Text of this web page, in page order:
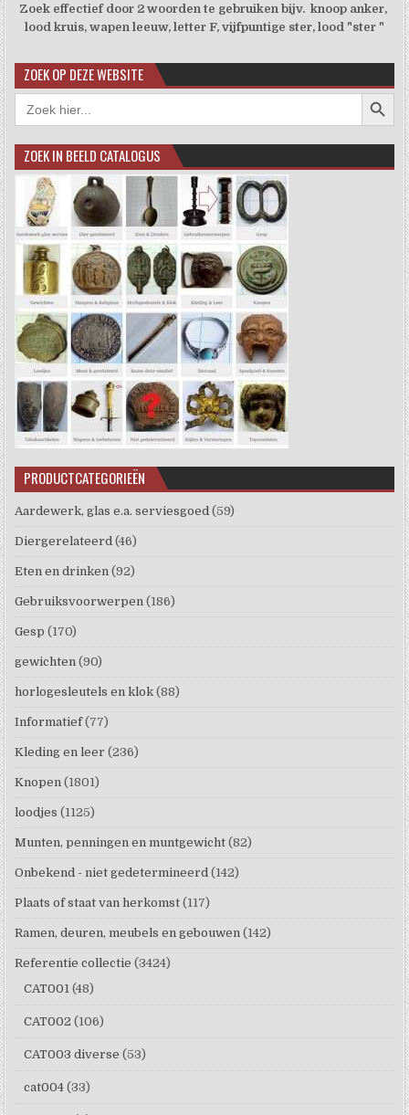
Zoek effectief door 2 woorden te gebruiken bijv. knoop anker,
lood kruis, wapen leeuw, letter F, vijfpuntige ster, lood "ster "
ZOEK OP DEZE WEBSITE
Zoek
naar:
ZOEK IN BEELD CATALOGUS
PRODUCTCATEGORIEËN
Aardewerk, glas e.a. serviesgoed (59)
Diergerelateerd (46)
Eten en drinken (92)
Gebruiksvoorwerpen (186)
Gesp (170)
gewichten (90)
horlogesleutels en klok (88)
Informatief (77)
Kleding en leer (236)
Knopen (1801)
loodjes (1125)
Munten, penningen en muntgewicht (82)
Onbekend - niet gedetermineerd (142)
Plaats of staat van herkomst (117)
Ramen, deuren, meubels en gebouwen (142)
Referentie collectie (3424)
CAT001 (48)
CAT002 (106)
CAT003 diverse (53)
cat004 (33)